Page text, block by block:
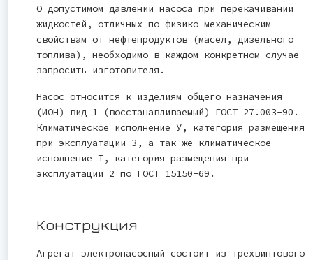
О допустимом давлении насоса при перекачивании
жидкостей, отличных по физико-механическим
свойствам от нефтепродуктов (масел, дизельного
топлива), необходимо в каждом конкретном случае
запросить изготовителя.
Насос относится к изделиям общего назначения
(ИОН) вид 1 (восстанавливаемый) ГОСТ 27.003-90.
Климатическое исполнение У, категория размещения
при эксплуатации 3, а так же климатическое
исполнение Т, категория размещения при
эксплуатации 2 по ГОСТ 15150-69.
Конструкция
Агрегат электронасосный состоит из трехвинтового